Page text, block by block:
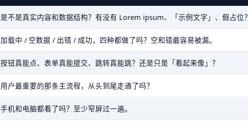
是不是真实内容和数据结构？有没有 Lorem ipsum、「示例文字」、假占位？
加载中 / 空数据 / 出错 / 成功，四种都做了吗？空和错最容易被漏。
按钮真能点、表单真能提交、跳转真能跳？还是只是「看起来像」？
用户最重要的那条主流程，从头到尾走通了吗？
手机和电脑都看了吗？至少窄屏过一遍。